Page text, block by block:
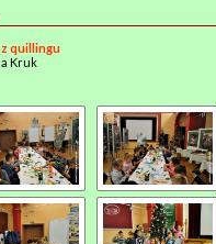
quillingu
Kruk